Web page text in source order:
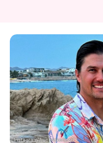
Instagram / unbrokenjosh